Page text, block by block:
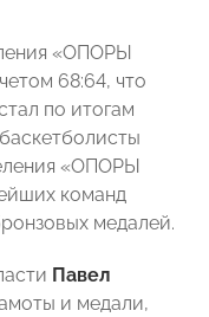
«ОПОРЫ
68:64, что
по итогам
«ОПОРЫ
команд
медалей.
Павел
и медали,